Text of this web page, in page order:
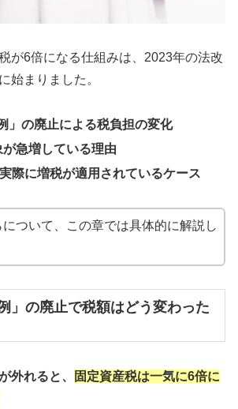
が6倍になる仕組みは、2023年の法改
始まりました。
」の廃止による税負担の変化
急増している理由
際に増税が適用されているケース
について、この章では具体的に解説し
」の廃止で税額はどう変わった
外れると、
固定資産税は一気に6倍に